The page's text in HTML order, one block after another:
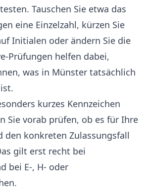
Tauschen Sie etwa das
eine Einzelzahl, kürzen Sie
Initialen oder ändern Sie die
Prüfungen helfen dabei,
was in Münster tatsächlich
kurzes Kennzeichen
Sie vorab prüfen, ob es für Ihre
den konkreten Zulassungsfall
gilt erst recht bei
bei E-, H- oder